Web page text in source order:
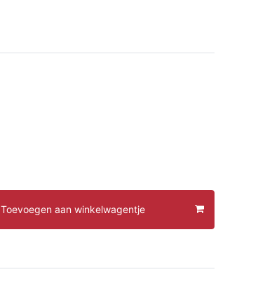
Toevoegen aan winkelwagentje